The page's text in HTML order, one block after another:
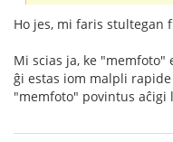
Ho jes, mi faris stultegan
Mi scias ja, ke "memfoto"
ĝi estas iom malpli
"memfoto" povintus aĉigi